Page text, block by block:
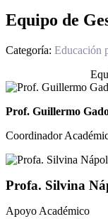
Equipo de
Categoría: Educación
Prof. Guillermo
Coordinador
Profa. Silvina
Apoyo Académico